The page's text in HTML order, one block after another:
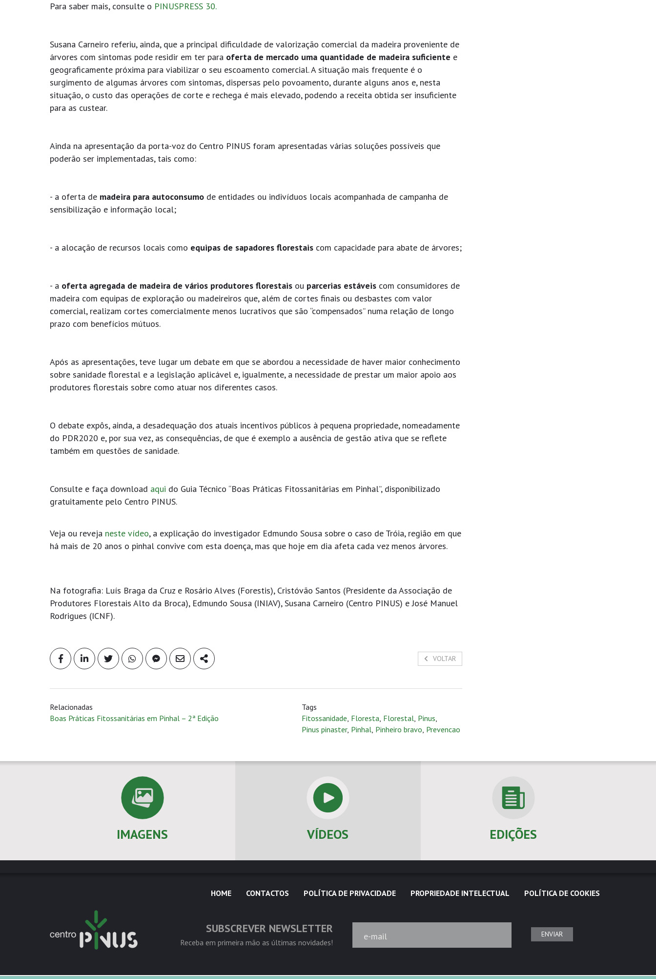
Para saber mais, consulte o PINUSPRESS 30.
Susana Carneiro referiu, ainda, que a principal dificuldade de valorização comercial da madeira proveniente de
árvores com sintomas pode residir em ter para oferta de mercado uma quantidade de madeira suficiente e
geograficamente próxima para viabilizar o seu escoamento comercial. A situação mais frequente é o
surgimento de algumas árvores com sintomas, dispersas pelo povoamento, durante alguns anos e, nesta
situação, o custo das operações de corte e rechega é mais elevado, podendo a receita obtida ser insuficiente
para as custear.
Ainda na apresentação da porta-voz do Centro PINUS foram apresentadas várias soluções possíveis que
poderão ser implementadas, tais como:
- a oferta de madeira para autoconsumo de entidades ou indivíduos locais acompanhada de campanha de
sensibilização e informação local;
- a alocação de recursos locais como equipas de sapadores florestais com capacidade para abate de árvores;
- a oferta agregada de madeira de vários produtores florestais ou parcerias estáveis com consumidores de
madeira com equipas de exploração ou madeireiros que, além de cortes finais ou desbastes com valor
comercial, realizam cortes comercialmente menos lucrativos que são “compensados” numa relação de longo
prazo com benefícios mútuos.
Após as apresentações, teve lugar um debate em que se abordou a necessidade de haver maior conhecimento
sobre sanidade florestal e a legislação aplicável e, igualmente, a necessidade de prestar um maior apoio aos
produtores florestais sobre como atuar nos diferentes casos.
O debate expôs, ainda, a desadequação dos atuais incentivos públicos à pequena propriedade, nomeadamente
do PDR2020 e, por sua vez, as consequências, de que é exemplo a ausência de gestão ativa que se reflete
também em questões de sanidade.
Consulte e faça download aqui do Guia Técnico “Boas Práticas Fitossanitárias em Pinhal”, disponibilizado
gratuitamente pelo Centro PINUS.
Veja ou reveja neste vídeo, a explicação do investigador Edmundo Sousa sobre o caso de Tróia, região em que
há mais de 20 anos o pinhal convive com esta doença, mas que hoje em dia afeta cada vez menos árvores.
Na fotografia: Luís Braga da Cruz e Rosário Alves (Forestis), Cristóvão Santos (Presidente da Associação de
Produtores Florestais Alto da Broca), Edmundo Sousa (INIAV), Susana Carneiro (Centro PINUS) e José Manuel
Rodrigues (ICNF).
VOLTAR
Relacionadas
Boas Práticas Fitossanitárias em Pinhal – 2ª Edição
Tags
Fitossanidade, Floresta, Florestal, Pinus,
Pinus pinaster, Pinhal, Pinheiro bravo, Prevencao
IMAGENS VÍDEOS EDIÇÕES
HOME CONTACTOS POLÍTICA DE PRIVACIDADE PROPRIEDADE INTELECTUAL POLÍTICA DE COOKIES
SUBSCREVER NEWSLETTER
Receba em primeira mão as últimas novidades!
e-mail ENVIAR